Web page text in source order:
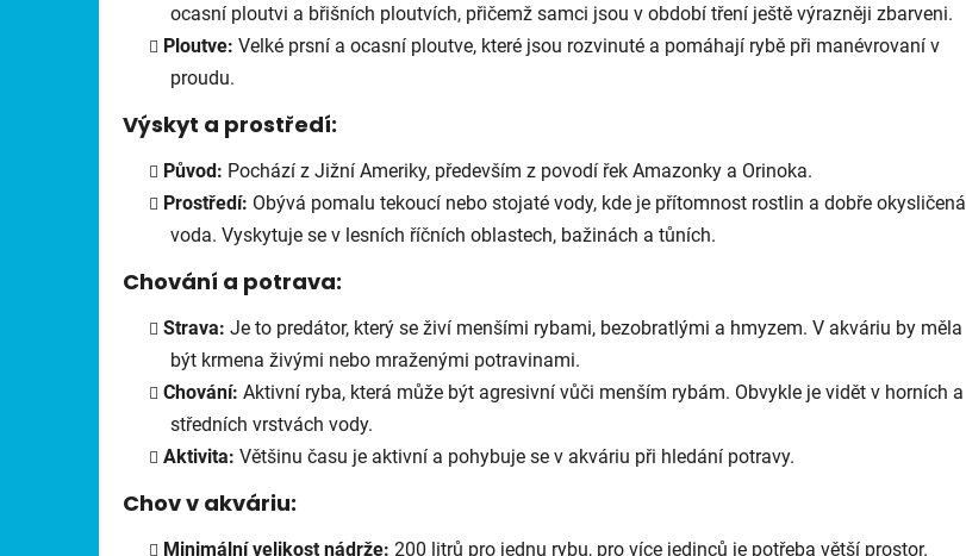
ocasní ploutvi a břišních ploutvích, přičemž samci jsou v období tření ještě výrazněji zbarveni.
Ploutve: Velké prsní a ocasní ploutve, které jsou rozvinuté a pomáhají rybě při manévrovaní v
proudu.
Výskyt a prostředí:
Původ: Pochází z Jižní Ameriky, především z povodí řek Amazonky a Orinoka.
Prostředí: Obývá pomalu tekoucí nebo stojaté vody, kde je přítomnost rostlin a dobře okysličená
voda. Vyskytuje se v lesních říčních oblastech, bažinách a tůních.
Chování a potrava:
Strava: Je to predátor, který se živí menšími rybami, bezobratlými a hmyzem. V akváriu by měla
být krmena živými nebo mraženými potravinami.
Chování: Aktivní ryba, která může být agresivní vůči menším rybám. Obvykle je vidět v horních a
středních vrstvách vody.
Aktivita: Většinu času je aktivní a pohybuje se v akváriu při hledání potravy.
Chov v akváriu:
Minimální velikost nádrže: 200 litrů pro jednu rybu, pro více jedinců je potřeba větší prostor.